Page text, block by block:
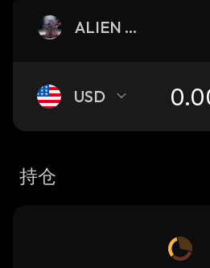
ALIEN BOY
USD
持仓